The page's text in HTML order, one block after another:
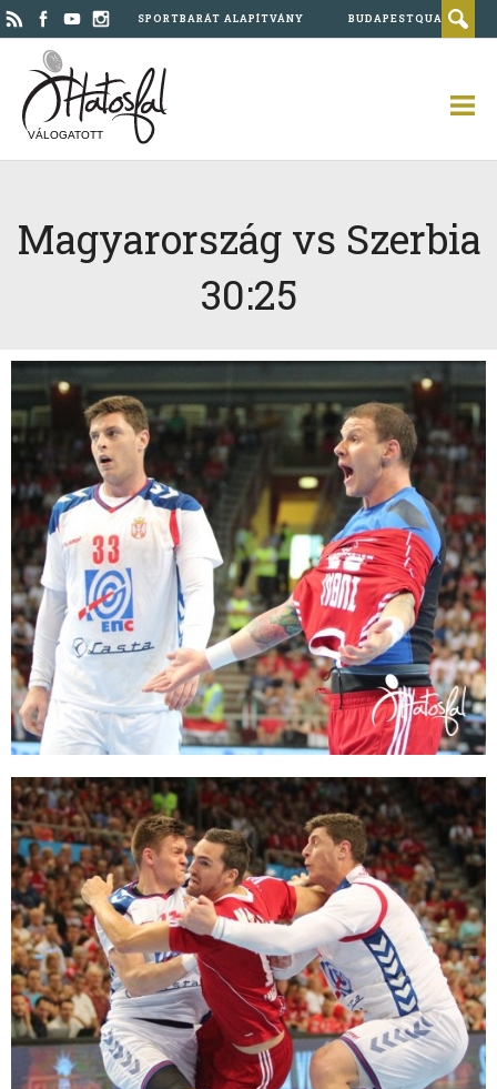
SPORTBARÁT ALAPÍTVÁNY BUDAPESTQUAD
VÁLOGATOTT
Magyarország vs Szerbia
30:25